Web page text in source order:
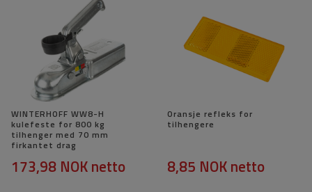
WINTERHOFF WW8-H
kulefeste for 800 kg
tilhenger med 70 mm
firkantet drag
173,98 NOKnetto
Oransje refleks for
tilhengere
8,85 NOKnetto